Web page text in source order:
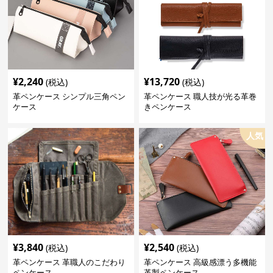
¥2,240 (税込)
革ペンケース シンプル三角ペン
ケース
¥13,720 (税込)
革ペンケース 職人技が光る革巻
きペンケース
¥3,840 (税込)
革ペンケース 革職人のこだわり
人気
¥2,540 (税込)
革ペンケース 高級感漂う多機能